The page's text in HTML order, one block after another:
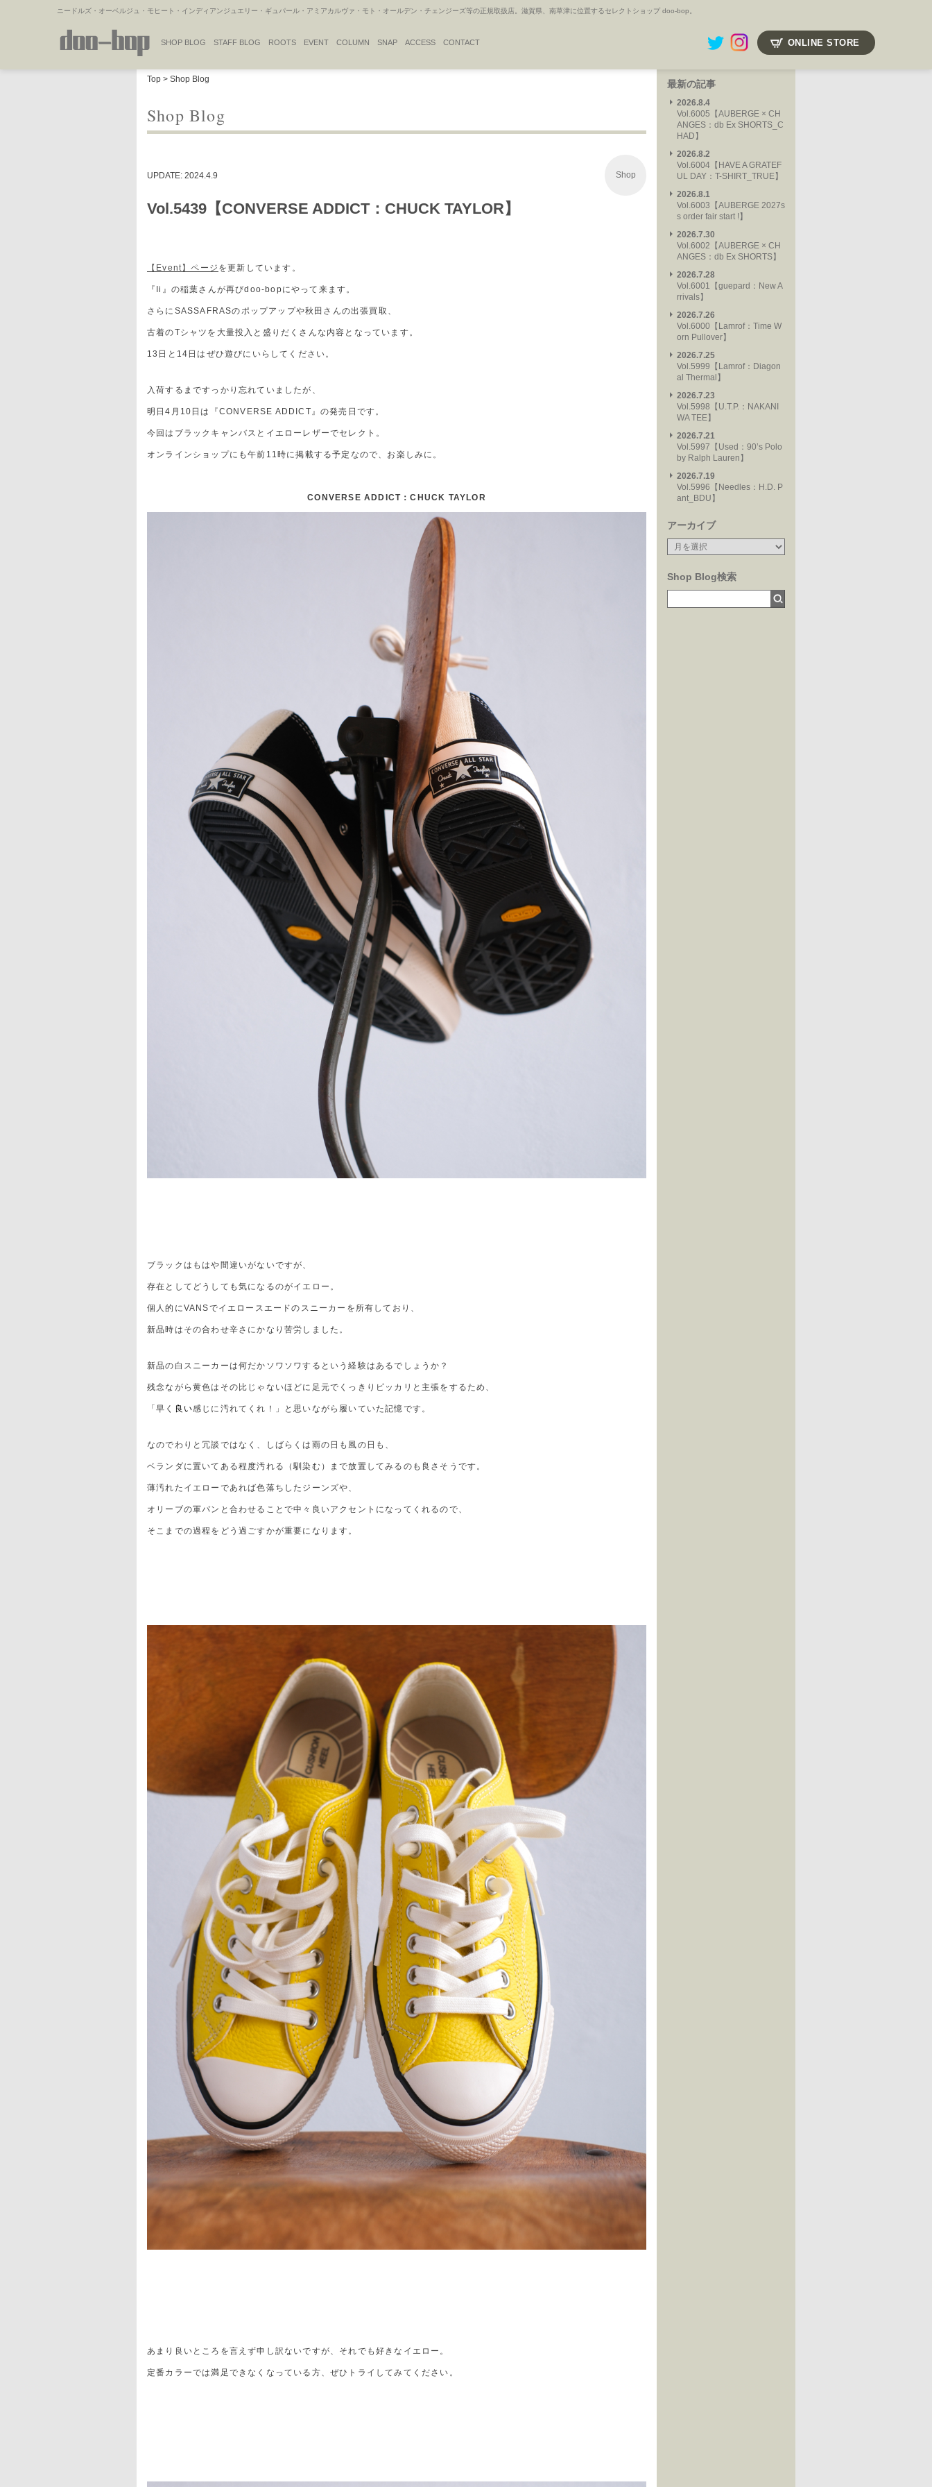
ニードルズ・オーベルジュ・モヒート・インディアンジュエリー・ギュパール・アミアカルヴァ・モト・オールデン・チェンジーズ等の正規取扱店。滋賀県、南草津に位置するセレクトショップ doo-bop。
SHOP BLOG STAFF BLOG ROOTS EVENT COLUMN SNAP ACCESS CONTACT ONLINE STORE
Top > Shop Blog
Shop Blog
UPDATE: 2024.4.9 Shop
Vol.5439【CONVERSE ADDICT：CHUCK TAYLOR】
【Event】ページ を更新しています。
『Ii』の稲葉さんが再びdoo-bopにやって来ます。
さらにSASSAFRASのポップアップや秋田さんの出張買取、
古着のTシャツを大量投入と盛りだくさんな内容となっています。
13日と14日はぜひ遊びにいらしてください。
入荷するまですっかり忘れていましたが、
明日4月10日は『CONVERSE ADDICT』の発売日です。
今回はブラックキャンバスとイエローレザーでセレクト。
オンラインショップにも午前11時に掲載する予定なので、お楽しみに。
CONVERSE ADDICT：CHUCK TAYLOR
ブラックはもはや間違いがないですが、
存在としてどうしても気になるのがイエロー。
個人的にVANSでイエロースエードのスニーカーを所有しており、
新品時はその合わせ辛さにかなり苦労しました。
新品の白スニーカーは何だかソワソワするという経験はあるでしょうか？
残念ながら黄色はその比じゃないほどに足元でくっきりピッカリと主張をするため、
「早く 良い感じに汚れてくれ！」と思いながら履いていた記憶です。
なのでわりと冗談ではなく、しばらくは雨の日も風の日も、
ベランダに置いてある程度汚れる（馴染む）まで放置してみるのも良さそうです。
薄汚れたイエローであれば色落ちしたジーンズや、
オリーブの軍パンと合わせることで中々良いアクセントになってくれるので、
そこまでの過程をどう過ごすかが重要になります。
あまり良いところを言えず申し訳ないですが、それでも好きなイエロー。
定番カラーでは満足できなくなっている方、ぜひトライしてみてください。
最新の記事
2026.8.4
Vol.6005【AUBERGE × CH
ANGES：db Ex SHORTS_C
HAD】
2026.8.2
Vol.6004【HAVE A GRATEF
UL DAY：T-SHIRT_TRUE】
2026.8.1
Vol.6003【AUBERGE 2027s
s order fair start !】
2026.7.30
Vol.6002【AUBERGE × CH
ANGES：db Ex SHORTS】
2026.7.28
Vol.6001【guepard：New A
rrivals】
2026.7.26
Vol.6000【Lamrof：Time W
orn Pullover】
2026.7.25
Vol.5999【Lamrof：Diagon
al Thermal】
2026.7.23
Vol.5998【U.T.P.：NAKANI
WA TEE】
2026.7.21
Vol.5997【Used：90’s Polo
by Ralph Lauren】
2026.7.19
Vol.5996【Needles：H.D. P
ant_BDU】
アーカイブ
Shop Blog検索